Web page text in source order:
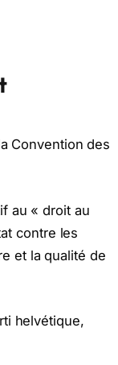
Convention des
au « droit au
contre les
et la qualité de
helvétique,